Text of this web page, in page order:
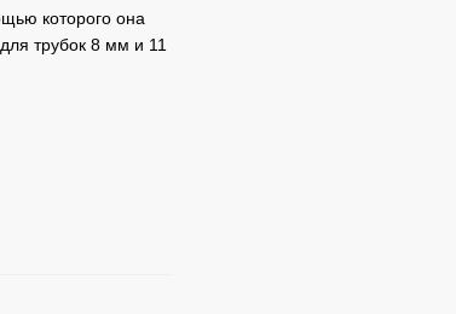
которого она
трубок 8 мм и 11